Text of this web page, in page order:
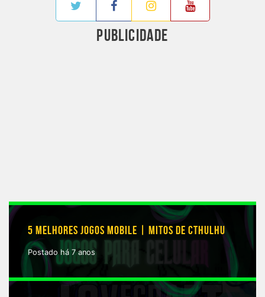
PUBLICIDADE
5 MELHORES JOGOS MOBILE | MITOS DE CTHULHU
Postado há 7 anos